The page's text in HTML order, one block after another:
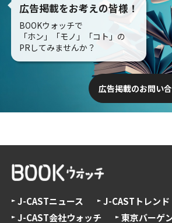
広告掲載をお考えの皆様！
BOOKウォッチで
「ホン」「モノ」「コト」の
PRしてみませんか？
広告掲載のお問い
J-CASTニュース
J-CASTトレンド
J-CAST会社ウォッチ
東京バーゲ